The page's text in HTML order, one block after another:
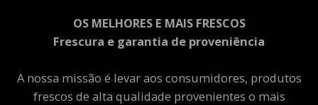
OS MELHORES E MAIS FRESCOS
Frescura e garantia de proveniência
A nossa missão é levar aos consumidores, produtos
frescos de alta qualidade provenientes o mais